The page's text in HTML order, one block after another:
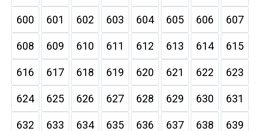
600 601 602 603 604 605 606 607
608 609 610 611 612 613 614 615
616 617 618 619 620 621 622 623
624 625 626 627 628 629 630 631
632 633 634 635 636 637 638 639